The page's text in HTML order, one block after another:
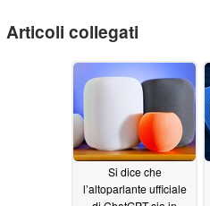
Articoli collegati
Si dice che
l’altoparlante ufficiale